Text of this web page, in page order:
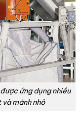
ứng dụng nhiều
mảnh nhỏ